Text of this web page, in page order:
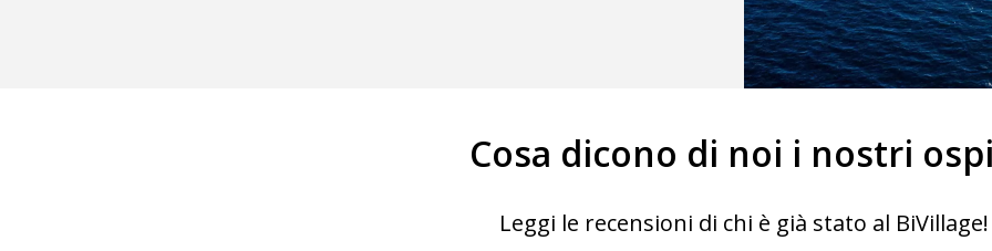
Cosa dicono di noi i nostri
Leggi le recensioni di chi è già stato al BiVillage!